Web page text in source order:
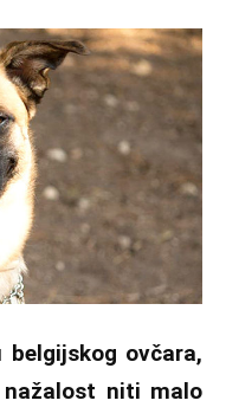
ovčara,
niti malo